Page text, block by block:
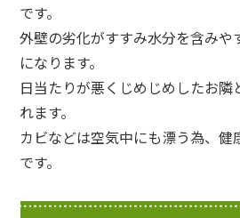
です。
外壁の劣化がすすみ水分を含みや
になります。
日当たりが悪くじめじめしたお隣
れます。
カビなどは空気中にも漂う為、
です。